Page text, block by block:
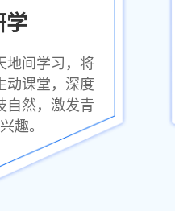
学
地间学习，将
动课堂，深度
自然，激发青
趣。